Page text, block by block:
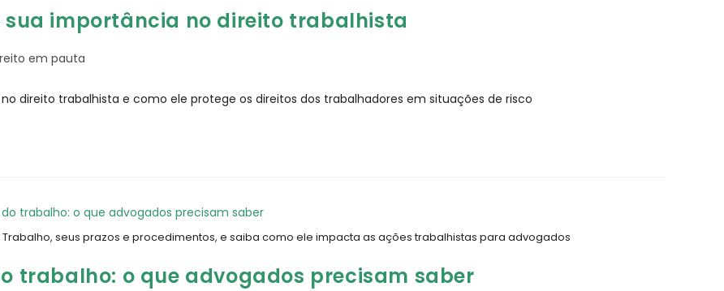
importância no direito trabalhista
em pauta
direito trabalhista e como ele protege os direitos dos trabalhadores em situações de risco
seus prazos e procedimentos, e saiba como ele impacta as ações trabalhistas para advogados
trabalho: o que advogados precisam saber